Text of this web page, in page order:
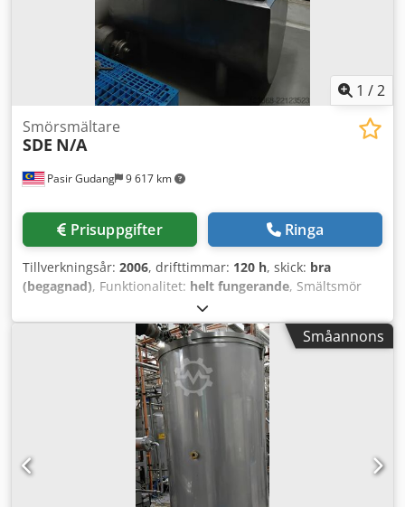
1 /2
Pasir Gudang 9 617 km
Smörsmältare
SDE N/A
Prisuppgifter Ringa
Tillverkningsår: 2006, drifttimmar: 120 h, skick: bra
(begagnad), Funktionalitet: helt fungerande, Smältsmör
med överföringspump (märke Technica Pompe)
Djdpfxszdgado Ag Uokr
Småannons